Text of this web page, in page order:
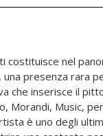
costituisce nel
presenza rara
che inserisce il
Morandi, Music,
è uno degli